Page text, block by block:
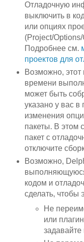
Отладочную
выключить в
или опциях
(Project/
Подробнее см.
проектов для
Возможно, этот
времени
может быть
указано у вас в
изменения
пакеты. В этом
пакет с
отключите
Возможно,
кодом и
сделать, чтобы
Не
или